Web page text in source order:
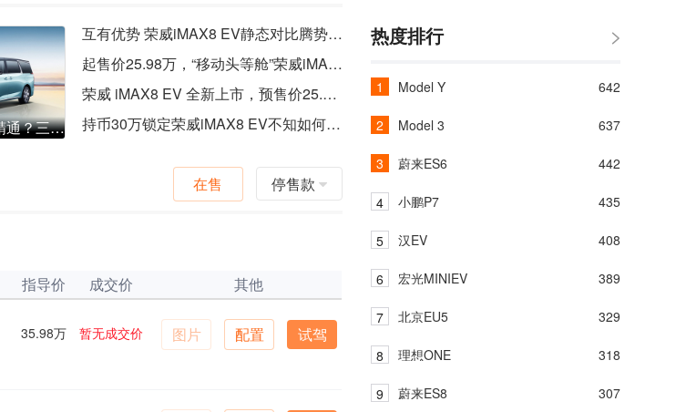
商务家用谁更精通？三款纯电MPV车型大PK
互有优势 荣威iMAX8 EV静态对比腾势D9
起售价25.98万，“移动头等舱”荣威iMAX8 EV告诉你啥叫内卷！
荣威 iMAX8 EV 全新上市，预售价25.98万元起
持币30万锁定荣威iMAX8 EV不知如何选？购车手册请收好
在售 停售款
指导价 成交价 其他
35.98万 暂无成交价 图片 配置 试驾
热度排行
Model Y 642
Model 3 637
蔚来ES6 442
小鹏P7 435
汉EV 408
宏光MINIEV 389
北京EU5 329
理想ONE 318
蔚来ES8 307